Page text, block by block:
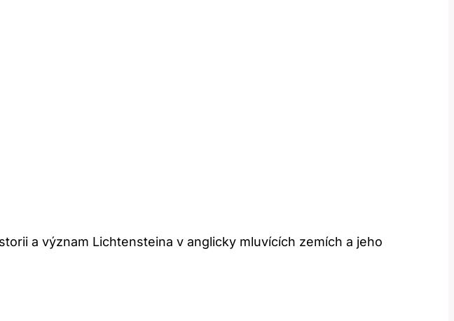
a význam Lichtensteina v anglicky mluvících zemích a jeho